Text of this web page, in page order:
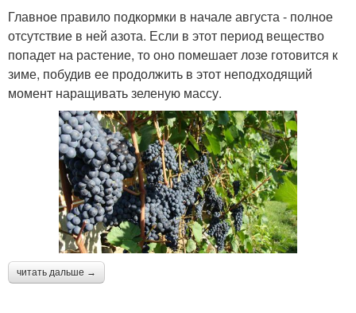
Главное правило подкормки в начале августа - полное
отсутствие в ней азота. Если в этот период вещество
попадет на растение, то оно помешает лозе готовится к
зиме, побудив ее продолжить в этот неподходящий
момент наращивать зеленую массу.
читать дальше →